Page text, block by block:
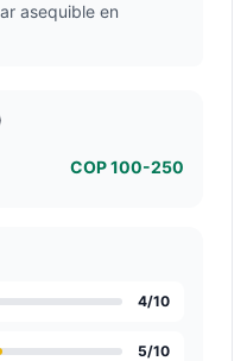
asequible en
COP 100-250
4/10
5/10